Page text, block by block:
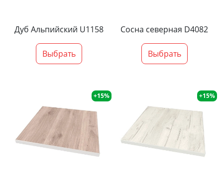
Дуб Альпийский U1158
Выбрать
Сосна северная D4082
Выбрать
+15% +15%